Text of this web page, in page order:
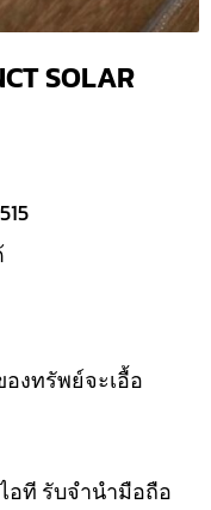
SOLAR
งทรัพย์จะเอื้อ
อที รับจำนำมือถือ